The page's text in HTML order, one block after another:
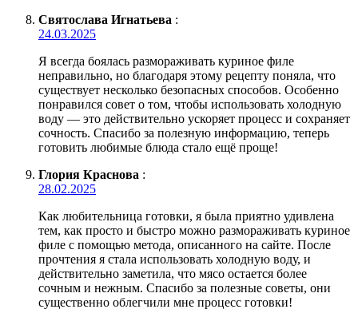
Святослава Игнатьева :
24.03.2025
Я всегда боялась размораживать куриное филе
неправильно, но благодаря этому рецепту поняла, что
существует несколько безопасных способов. Особенно
понравился совет о том, чтобы использовать холодную
воду — это действительно ускоряет процесс и сохраняет
сочность. Спасибо за полезную информацию, теперь
готовить любимые блюда стало ещё проще!
Глория Краснова :
28.02.2025
Как любительница готовки, я была приятно удивлена
тем, как просто и быстро можно размораживать куриное
филе с помощью метода, описанного на сайте. После
прочтения я стала использовать холодную воду, и
действительно заметила, что мясо остается более
сочным и нежным. Спасибо за полезные советы, они
существенно облегчили мне процесс готовки!